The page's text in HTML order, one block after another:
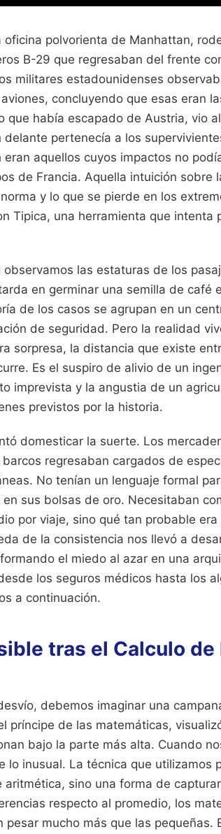
polvorienta de Manhattan,
B-29 que regresaban del frente
militares estadounidenses
concluyendo que esas eran
que había escapado de Austria, vio
pertenecía a los
aquellos cuyos impactos no
de Francia. Aquella intuición sobre
y lo que se pierde en los
Tipica, una herramienta que intenta
las estaturas de los
en germinar una semilla de café
de los casos se agrupan en un
de seguridad. Pero la realidad
sorpresa, la distancia que existe
Es el suspiro de alivio de un
imprevista y la angustia de un
previstos por la historia.
domesticar la suerte. Los
regresaban cargados de
No tenían un lenguaje formal
sus bolsas de oro. Necesitaban
por viaje, sino qué tan probable
de la consistencia nos llevó a
el miedo al azar en una
los seguros médicos hasta los
a continuación.
tras el Calculo de
debemos imaginar una
príncipe de las matemáticas,
bajo la parte más alta. Cuando
lo inusual. La técnica que utilizamos
sino una forma de
respecto al promedio, los
mucho más que las pequeñas.